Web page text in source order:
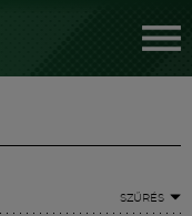
SZŰRÉS